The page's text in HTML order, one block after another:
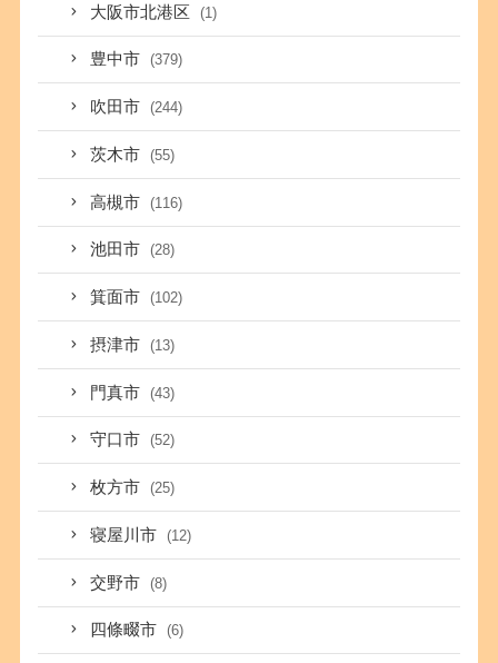
大阪市北港区 (1)
豊中市 (379)
吹田市 (244)
茨木市 (55)
高槻市 (116)
池田市 (28)
箕面市 (102)
摂津市 (13)
門真市 (43)
守口市 (52)
枚方市 (25)
寝屋川市 (12)
交野市 (8)
四條畷市 (6)